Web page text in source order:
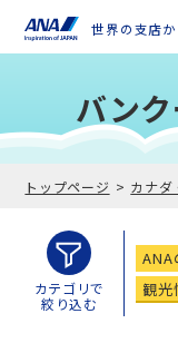
世界の支店
バン
トップページ カナダ
カテゴリで
絞り込む
ANA
観光